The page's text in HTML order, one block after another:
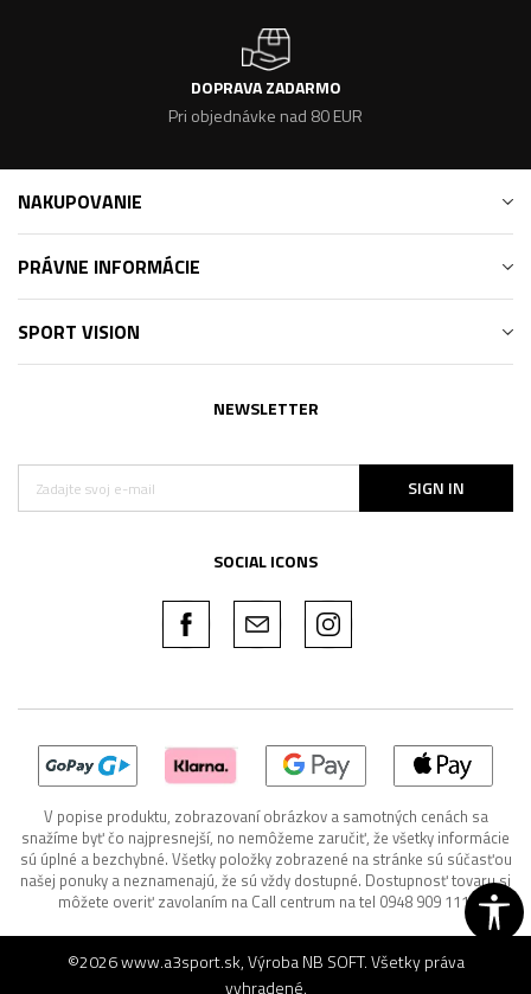
DOPRAVA ZADARMO
Pri objednávke nad 80 EUR
NAKUPOVANIE
PRÁVNE INFORMÁCIE
SPORT VISION
NEWSLETTER
SIGN IN
SOCIAL ICONS
V popise produktu, zobrazovaní obrázkov a samotných cenách sa
snažíme byť čo najpresnejší, no nemôžeme zaručiť, že všetky informácie
sú úplné a bezchybné. Všetky položky zobrazené na stránke sú súčasťou
našej ponuky a neznamenajú, že sú vždy dostupné. Dostupnosť tovaru si
môžete overiť zavolaním na Call centrum na tel 0948 909 111.
©2026www.a3sport.sk, VýrobaNB SOFT. Všetky práva
vyhradené.